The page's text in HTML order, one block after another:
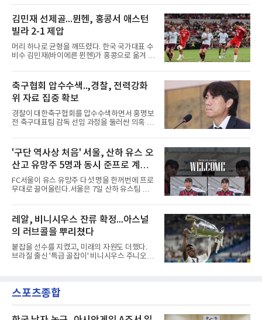
뽑혔다.이한범은 8일(한국시간) 벨기에 브뤼헤
의 얀 브레이덜 스타디온에서 열린 코르트레이
크와의 2026-2027 벨기에 주필러리그 1라운드
홈 경기에 선발로 나서 경기 종료까지 뛰었다.출
발 자체가 빨랐다. 2026 북중미 월드컵에서 한국
의 조별리그 3경기를 모두 풀타임으로 소화하며
대표팀 중앙 수비의 주축으로 자리 잡은 그는 덴
선발로 곧장 투입돼 90분을 소화하며 팀의 3-0
완승에 힘을 보탰다.기록도
김민재 선제골...뮌헨, 홍콩서 애스턴
빌라 2-1 제압
머리 하나로 균형을 깨뜨렸다. 한국 국가대표 수
비수 김민재(바이에른 뮌헨)가 홍콩으로 옮겨 열
리에 힘을 보탰다.김민재는 7일(현지시간) 홍콩
카이탁 스포츠파크에서 열린 애스턴 빌라(잉글
랜드)와의 친선경기에서 전반 37분 0의 균형을
깨는 골을 넣었다. 톰 비쇼프가 왼쪽 측면에서 올
린 프리킥에 묘하게 머리를 갖다 대 방향을 바꾸
며 골 그물을 흔들었다.흐름은 좋았다. 제주전에
서 주장 완장을 차고 30여 분을 소화했던 그는
로키로 교체됐다.분데스리가 최다 우승팀(35회)
뮌헨은 프리시즌 아시아
축구협회 압수수색..,경찰, 전력강화
위 자료 집중 확보
경찰이 대한축구협회를 압수수색하면서 홍명보
전 축구대표팀 감독 선임 과정을 둘러싼 의혹 규
비판이 홍 전 감독에게 집중됐지만 경찰의 시선
은 다른 곳을 향한다. 성적 부진과 별개로 선임
과정에 부당함이 있었는지가 수사의 본류다.7일
연합뉴스 취재를 종합하면 서울경찰청 광역수사
단 금융범죄수사대는 전날 축구협회 사무실 등
을 압수수색해 감독 선임 관련 자료를 다수 확보
했다. 특히 감독 후보를 검토해 이사회에 추천하
독을 1순위 후보로 정하고 검증한 과정, 이사회
의 최종 승인 경위를 살
'구단 역사상 처음' 서울, 산하 유스 오
산고 유망주 5명과 동시 준프로 계
약...ACL2 겨냥
FC서울이 유스 유망주 다섯 명을 한꺼번에 프로
무대로 끌어올린다.서울은 7일 산하 유스팀 서
다고 밝혔다. 한 번에 다섯 명과 계약한 것은 구
단 역사상 처음으로, 3학년 김강준·신지섭·이서
현·정현웅과 2학년 정하원이 대상이다.오산고의
성적이 배경이 됐다. 올 시즌 백운기 전국 고등학
교 축구대회와 코리아풋볼파크 U-18 챔피언스
컵, K리그 U-17 챔피언십을 잇달아 제패했다.시
기도 맞물렸다. 서울은 9월 시작하는 아시아축
무대 경험을 주려 했다.면면도 다양하다. 측면 공
격수 정현웅은 돌파력이
레알, 비니시우스 잔류 확정...아스널
의 러브콜을 뿌리쳤다
붙잡을 선수를 지켰고, 미래의 자원도 더했다.
브라질 출신 '특급 골잡이' 비니시우스 주니오르
2032년 6월 30일까지 유효한 6년 연장 계약에
합의했다고 공식 발표했다. 비니시우스는 재계
우에서의 8년은 너무 짧다며, 앞으로 6년, 그리
스포츠종합